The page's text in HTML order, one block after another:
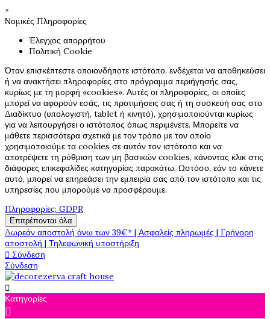
×
Νομικές Πληροφορίες
Έλεγχος απορρήτου
Πολιτική Cookie
Όταν επισκέπτεστε οποιονδήποτε ιστότοπο, ενδέχεται να αποθηκεύσει
ή να ανακτήσει πληροφορίες στο πρόγραμμα περιήγησής σας,
κυρίως με τη μορφή «cookies». Αυτές οι πληροφορίες, οι οποίες
μπορεί να αφορούν εσάς, τις προτιμήσεις σας ή τη συσκευή σας στο
Διαδίκτυο (υπολογιστή, tablet ή κινητό), χρησιμοποιούνται κυρίως
για να λειτουργήσει ο ιστότοπος όπως περιμένετε. Μπορείτε να
μάθετε περισσότερα σχετικά με τον τρόπο με τον οποίο
χρησιμοποιούμε τα cookies σε αυτόν τον ιστότοπο και να
αποτρέψετε τη ρύθμιση των μη βασικών cookies, κάνοντας κλικ στις
διάφορες επικεφαλίδες κατηγορίας παρακάτω. Ωστόσο, εάν το κάνετε
αυτό, μπορεί να επηρεάσει την εμπειρία σας από τον ιστότοπο και τις
υπηρεσίες που μπορούμε να προσφέρουμε.
Πληροφορίες: GDPR
Επιτρέπονται όλα
Δωρεάν αποστολή άνω των 39€* | Ασφαλείς πληρωμές | Γρήγορη
αποστολή | Τηλεφωνική υποστήριξη
 Σύνδεση
Σύνδεση

Κατηγορίες
